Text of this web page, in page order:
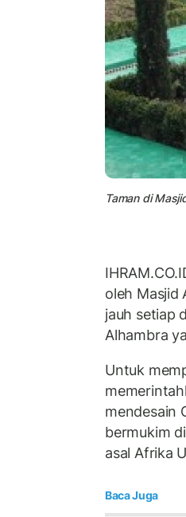
Taman di
oleh Masjid
jauh setiap
Alhambra
Untuk
mendesain
bermukim
asal Afrika
Baca Juga